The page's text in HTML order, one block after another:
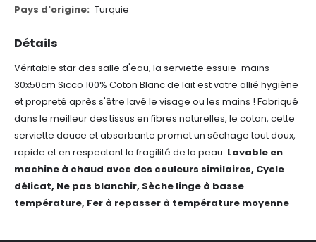
Détails
Véritable star des salle d'eau, la serviette essuie-mains
30x50cm Sicco 100% Coton Blanc de lait est votre allié hygiène
et propreté après s'être lavé le visage ou les mains ! Fabriqué
dans le meilleur des tissus en fibres naturelles, le coton, cette
serviette douce et absorbante promet un séchage tout doux,
rapide et en respectant la fragilité de la peau. Lavable en
machine à chaud avec des couleurs similaires, Cycle
délicat, Ne pas blanchir, Sèche linge à basse
température, Fer à repasser à température moyenne
Turquie